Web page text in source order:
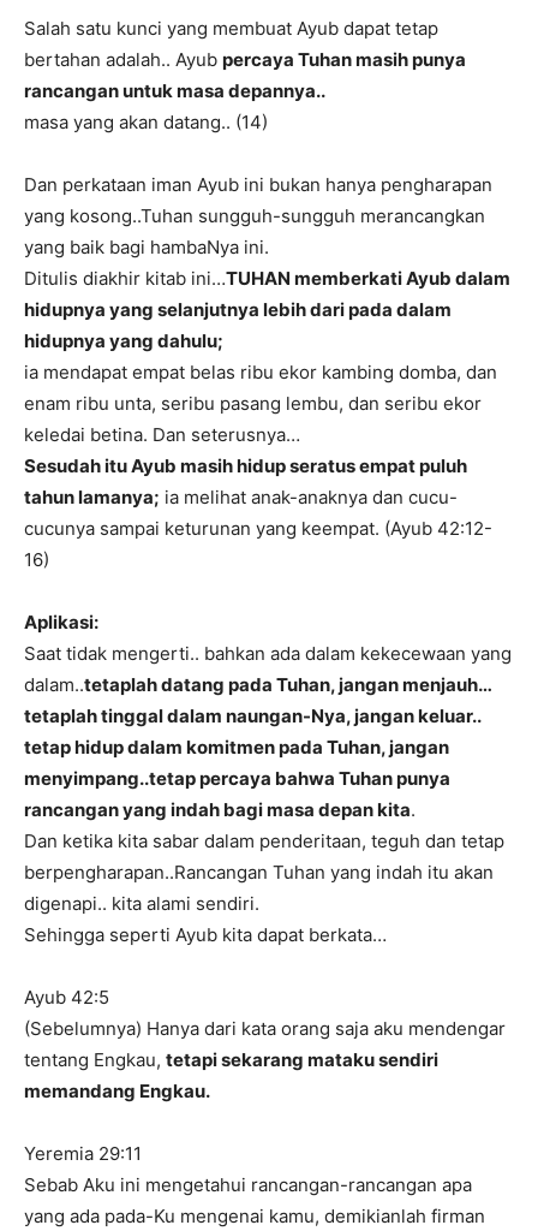
Salah satu kunci yang membuat Ayub dapat tetap
bertahan adalah.. Ayub percaya Tuhan masih punya
rancangan untuk masa depannya..
masa yang akan datang.. (14)
Dan perkataan iman Ayub ini bukan hanya pengharapan
yang kosong..Tuhan sungguh-sungguh merancangkan
yang baik bagi hambaNya ini.
Ditulis diakhir kitab ini…TUHAN memberkati Ayub dalam
hidupnya yang selanjutnya lebih dari pada dalam
hidupnya yang dahulu;
ia mendapat empat belas ribu ekor kambing domba, dan
enam ribu unta, seribu pasang lembu, dan seribu ekor
keledai betina. Dan seterusnya…
Sesudah itu Ayub masih hidup seratus empat puluh
tahun lamanya; ia melihat anak-anaknya dan cucu-
cucunya sampai keturunan yang keempat. (Ayub 42:12-
16)
Aplikasi:
Saat tidak mengerti.. bahkan ada dalam kekecewaan yang
dalam..tetaplah datang pada Tuhan, jangan menjauh…
tetaplah tinggal dalam naungan-Nya, jangan keluar..
tetap hidup dalam komitmen pada Tuhan, jangan
menyimpang..tetap percaya bahwa Tuhan punya
rancangan yang indah bagi masa depan kita.
Dan ketika kita sabar dalam penderitaan, teguh dan tetap
berpengharapan..Rancangan Tuhan yang indah itu akan
digenapi.. kita alami sendiri.
Sehingga seperti Ayub kita dapat berkata…
Ayub 42:5
(Sebelumnya) Hanya dari kata orang saja aku mendengar
tentang Engkau, tetapi sekarang mataku sendiri
memandang Engkau.
Yeremia 29:11
Sebab Aku ini mengetahui rancangan-rancangan apa
yang ada pada-Ku mengenai kamu, demikianlah firman